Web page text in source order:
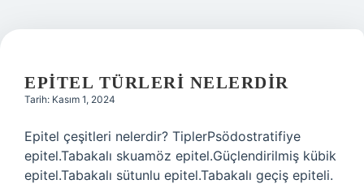
EPITEL TÜRLERI NELERDIR
Tarih: Kasım 1, 2024
Epitel çeşitleri nelerdir? TiplerPsödostratifiye
epitel.Tabakalı skuamöz epitel.Güçlendirilmiş kübik
epitel.Tabakalı sütunlu epitel.Tabakalı geçiş epiteli.